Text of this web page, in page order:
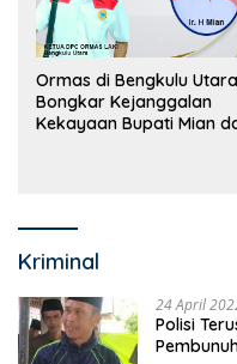
Ormas di Bengkulu Utara
Bongkar Kejanggalan
Kekayaan Bupati Mian
Kriminal
24 April
Polisi